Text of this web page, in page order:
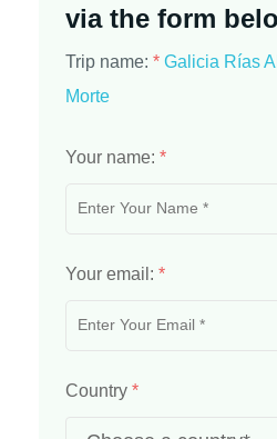
via the form
Trip name: * Galicia Rías
Morte
Your name: *
Your email: *
Country *